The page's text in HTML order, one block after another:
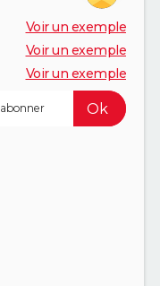
Voir un exemple
Voir un exemple
Voir un exemple